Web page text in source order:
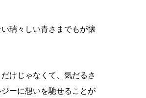
瑞々しい青さまでもが懐
けじゃなくて、気だるさ
ーに想いを馳せることが